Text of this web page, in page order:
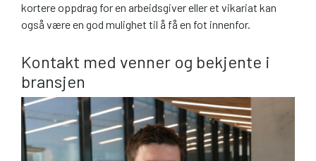
kortere oppdrag for en arbeidsgiver eller et vikariat kan
også være en god mulighet til å få en fot innenfor.
Kontakt med venner og bekjente i
bransjen